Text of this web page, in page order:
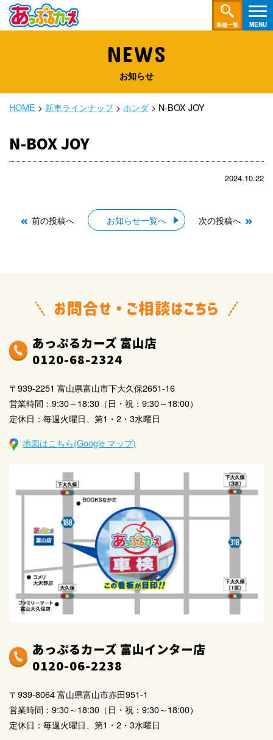
車種一覧
NEWS
お知らせ
HOME > 新車ラインナップ> ホンダ > N-BOX JOY
N-BOX JOY
2024.10.22
前の投稿へ お知らせ一覧へ 次の投稿へ
あっぷるカーズ 富山店
0120-68-2324
〒939-2251 富山県富山市下大久保2651-16
営業時間：9:30～18:30（日・祝：9:30～18:00）
定休日：毎週火曜日、第1・2・3水曜日
地図はこちら(Google マップ)
あっぷるカーズ 富山インター店
0120-06-2238
〒939-8064 富山県富山市赤田951-1
営業時間：9:30～18:30（日・祝：9:30～18:00）
定休日：毎週火曜日、第1・2・3水曜日